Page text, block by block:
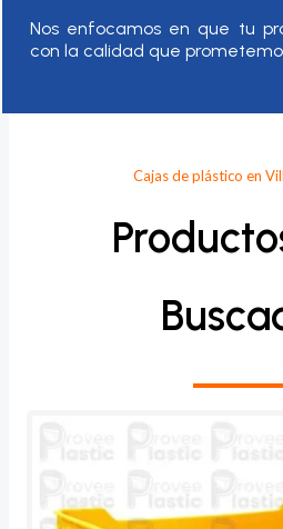
Nos enfocamos en que tu
con la calidad que
Cajas de plástico en